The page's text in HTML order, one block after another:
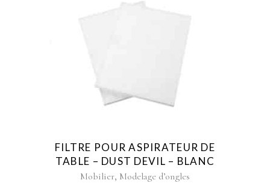
FILTRE POUR ASPIRATEUR DE
TABLE – DUST DEVIL – BLANC
Mobilier, Modelage d’ongles